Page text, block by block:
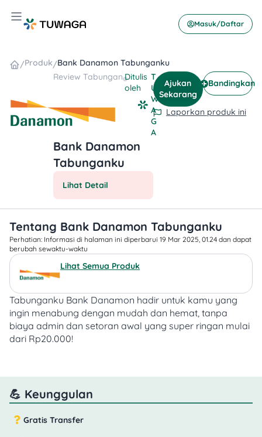
Hamburger Toggle Menu
Masuk/Daftar
/Produk/Bank Danamon Tabunganku
Bank Danamon
Tabunganku
Review TabunganDitulis
oleh
T
U
W
A
G
A
Lihat Detail
Ajukan
Sekarang
Bandingkan
Laporkan produk ini
Tentang Bank Danamon Tabunganku
Perhatian: Informasi di halaman ini diperbarui 19 Mar 2025, 01.24 dan dapat
berubah sewaktu-waktu​
Lihat Semua Produk
Tabunganku Bank Danamon hadir untuk kamu yang
ingin menabung dengan mudah dan hemat, tanpa
biaya admin dan setoran awal yang super ringan mulai
dari Rp20.000!
💪 Keunggulan
Gratis Transfer